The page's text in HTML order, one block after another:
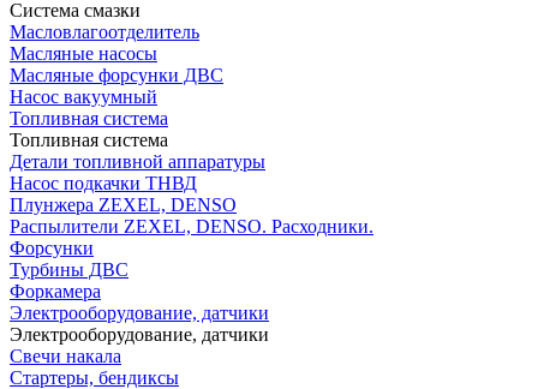
Система смазки
Масловлагоотделитель
Масляные насосы
Масляные форсунки ДВС
Насос вакуумный
Топливная система
Топливная система
Детали топливной аппаратуры
Насос подкачки ТНВД
Плунжера ZEXEL, DENSO
Распылители ZEXEL, DENSO. Расходники.
Форсунки
Турбины ДВС
Форкамера
Электрооборудование, датчики
Электрооборудование, датчики
Свечи накала
Стартеры, бендиксы